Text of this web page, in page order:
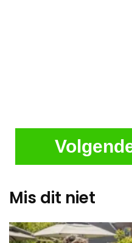
Mis dit niet